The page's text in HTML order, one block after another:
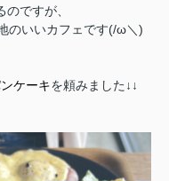
ですが、
のいいカフェです(/ω＼)
ケーキを頼みました↓↓